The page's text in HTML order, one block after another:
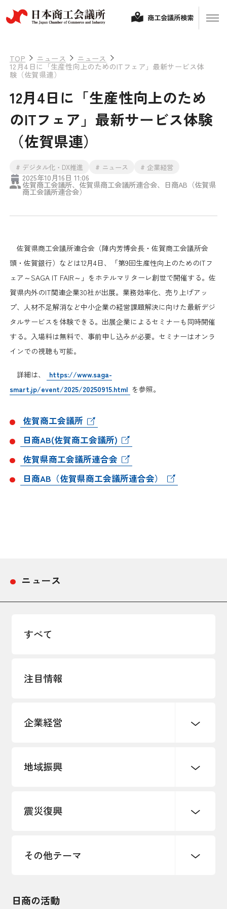
経営相談
融資制度・補助金
ビジネス交流
海外ビジネス・貿易証明
情報提供・広報
その他サービス
会頭コメント
調査・研究
組織概要
役員紹介
日商のあゆみ
委員会・専門委員会
青年部・女性会
情報公開
採用情報
商工会議所検索
TOP ニュース ニュース
12月4日に「生産性向上のためのITフェア」最新サービス体
験（佐賀県連）
12月4日に「生産性向上のため
のITフェア」最新サービス体験
（佐賀県連）
# デジタル化・DX推進 # ニュース # 企業経営
2025年10月16日 11:06
佐賀商工会議所、佐賀県商工会議所連合会、日商AB（佐賀県
商工会議所連合会）
佐賀県商工会議所連合会（陣内芳博会長・佐賀商工会議所会
頭・佐賀銀行）などは12月4日、「第9回生産性向上のためのITフ
ェア～SAGA IT FAIR～」をホテルマリターレ創世で開催する。佐
賀県内外のIT関連企業30社が出展。業務効率化、売り上げアッ
プ、人材不足解消など中小企業の経営課題解決に向けた最新デジ
タルサービスを体験できる。出展企業によるセミナーも同時開催
する。入場料は無料で、事前申し込みが必要。セミナーはオンラ
インでの視聴も可能。
詳細は、
https://www.saga-
smart.jp/event/2025/20250915.html を参照。
佐賀商工会議所
日商AB(佐賀商工会議所)
佐賀県商工会議所連合会
日商AB（佐賀県商工会議所連合会）
ニュース
すべて
注目情報
企業経営
創業
事業承継・引継ぎ支援
雇用・労働・人材確保
地域振興
まちづくり
震災復興
令和６年能登半島地震関連
その他テーマ
インボイス制度
日商の活動